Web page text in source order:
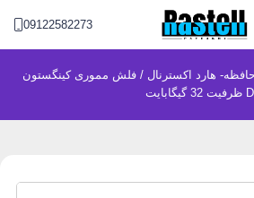
09122582273
هارد اکسترنال / فلش مموری کینگستون